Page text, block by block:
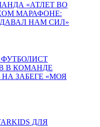
«АТЛЕТ ВО
МАРАФОНЕ:
НАМ СИЛ»
В КОМАНДЕ
ЗАБЕГЕ «МОЯ
ДЛЯ